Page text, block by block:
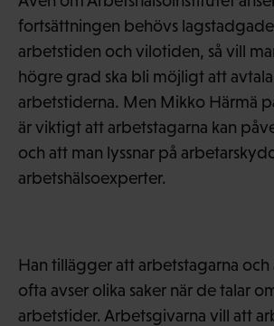
fortsättningen behövs
arbetstiden och vilotiden, så vill
högre grad ska bli möjligt att
arbetstiderna. Men Mikko Härmä
är viktigt att arbetstagarna kan
och att man lyssnar på
arbetshälsoexperter.
Han tillägger att arbetstagarna
ofta avser olika saker när de talar
arbetstider. Arbetsgivarna vill att